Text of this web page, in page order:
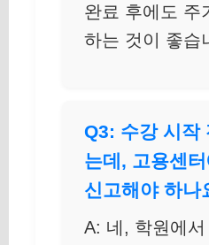
완료 후에도 주
하는 것이 좋습
Q3: 수강 시작
는데, 고용센터
신고해야 하나
A: 네, 학원에